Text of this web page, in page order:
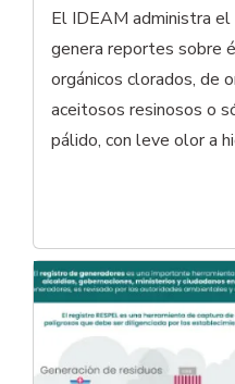
El IDEAM administra
genera reportes sobre
orgánicos clorados, de
aceitosos resinosos o
pálido, con leve olor a